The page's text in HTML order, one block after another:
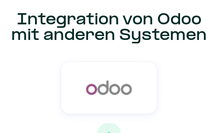
Integration von Odoo
mit anderen Systemen